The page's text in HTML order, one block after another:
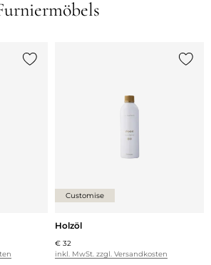
Customise
Holzöl
€ 32
inkl. MwSt. zzgl. Versandkosten